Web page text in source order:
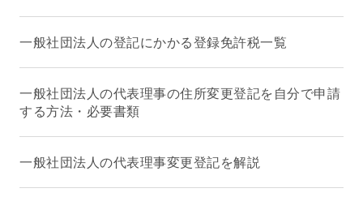
一般社団法人の登記にかかる登録免許税一覧
一般社団法人の代表理事の住所変更登記を自分で申請
する方法・必要書類
一般社団法人の代表理事変更登記を解説